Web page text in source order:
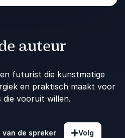
auteur
futurist die kunstmatige
en praktisch maakt voor
die vooruit willen.
de spreker Volg